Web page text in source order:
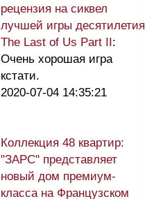
рецензия на сиквел
лучшей игры десятилетия
The Last of Us Part II :
Очень хорошая игра
кстати.
2020-07-04 14:35:21
Коллекция 48 квартир:
"ЗАРС" представляет
новый дом премиум-
класса на Французском